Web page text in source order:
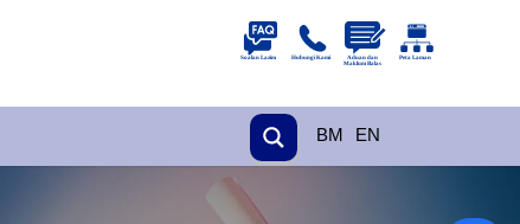
BM EN